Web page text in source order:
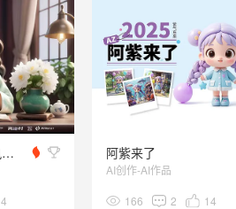
四季女孩重生古风奇幻异世-我的ai平行世界
4
阿紫来了
AI创作-AI作品
166 2 14